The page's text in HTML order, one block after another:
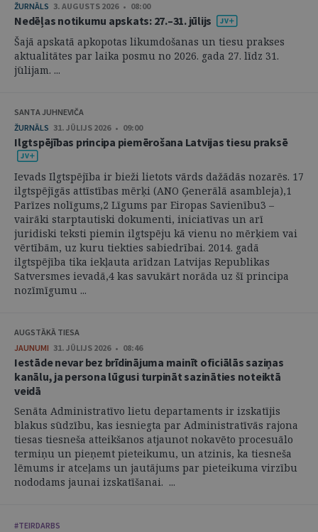
ŽURNĀLS 3. AUGUSTS 2026 • 08:00
Nedēļas notikumu apskats: 27.–31. jūlijs
Šajā apskatā apkopotas likumdošanas un tiesu prakses
aktualitātes par laika posmu no 2026. gada 27. līdz 31.
jūlijam. ...
SANTA JUHNEVIČA
ŽURNĀLS 31. JŪLIJS 2026 • 09:00
Ilgtspējības principa piemērošana Latvijas tiesu praksē
Ievads Ilgtspējība ir bieži lietots vārds dažādās nozarēs. 17
ilgtspējīgās attīstības mērķi (ANO Ģenerālā asambleja),1
Parīzes nolīgums,2 Līgums par Eiropas Savienību3 –
vairāki starptautiski dokumenti, iniciatīvas un arī
juridiski teksti piemin ilgtspēju kā vienu no mērķiem vai
vērtībām, uz kuru tiekties sabiedrībai. 2014. gadā
ilgtspējība tika iekļauta arīdzan Latvijas Republikas
Satversmes ievadā,4 kas savukārt norāda uz šī principa
nozīmīgumu ...
AUGSTĀKĀ TIESA
JAUNUMI 31. JŪLIJS 2026 • 08:46
Iestāde nevar bez brīdinājuma mainīt oficiālās saziņas
kanālu, ja persona lūgusi turpināt sazināties noteiktā
veidā
Senāta Administratīvo lietu departaments ir izskatījis
blakus sūdzību, kas iesniegta par Administratīvās rajona
tiesas tiesneša atteikšanos atjaunot nokavēto procesuālo
termiņu un pieņemt pieteikumu, un atzinis, ka tiesneša
lēmums ir atceļams un jautājums par pieteikuma virzību
nododams jaunai izskatīšanai. ...
#TEIRDARBS